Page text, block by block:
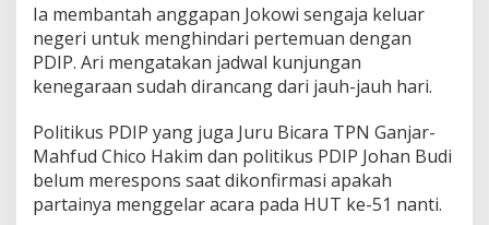
P
P
e
a
D
e
p
a
n
Ia membantah anggapan Jokowi sengaja keluar
negeri untuk menghindari pertemuan dengan
PDIP. Ari mengatakan jadwal kunjungan
kenegaraan sudah dirancang dari jauh-jauh hari.
Politikus PDIP yang juga Juru Bicara TPN Ganjar-
Mahfud Chico Hakim dan politikus PDIP Johan Budi
belum merespons saat dikonfirmasi apakah
partainya menggelar acara pada HUT ke-51 nanti.